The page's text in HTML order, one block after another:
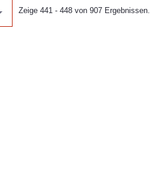
Zeige 441 - 448 von 907 Ergebnissen.